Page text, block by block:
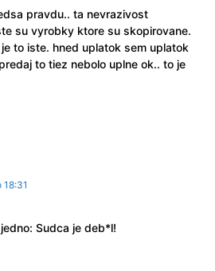
pravdu.. ta nevrazivost
su vyrobky ktore su skopirovane.
to iste. hned uplatok sem uplatok
to tiez nebolo uplne ok.. to je
18:31
Sudca je deb*l!